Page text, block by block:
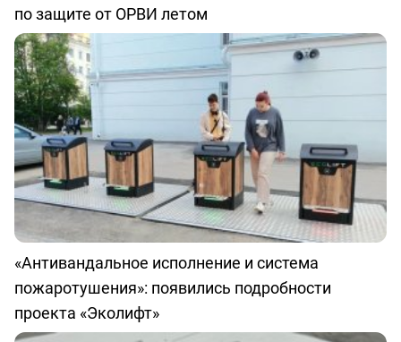
по защите от ОРВИ летом
«Антивандальное исполнение и система
пожаротушения»: появились подробности
проекта «Эколифт»